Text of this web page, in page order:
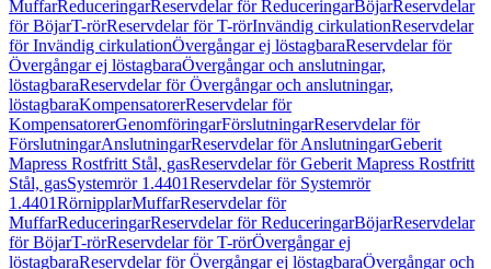
MuffarReduceringarReservdelar för ReduceringarBöjarReservdelar
för BöjarT-rörReservdelar för T-rörInvändig cirkulationReservdelar
för Invändig cirkulationÖvergångar ej löstagbaraReservdelar för
Övergångar ej löstagbaraÖvergångar och anslutningar,
löstagbaraReservdelar för Övergångar och anslutningar,
löstagbaraKompensatorerReservdelar för
KompensatorerGenomföringarFörslutningarReservdelar för
FörslutningarAnslutningarReservdelar för AnslutningarGeberit
Mapress Rostfritt Stål, gasReservdelar för Geberit Mapress Rostfritt
Stål, gasSystemrör 1.4401Reservdelar för Systemrör
1.4401RörnipplarMuffarReservdelar för
MuffarReduceringarReservdelar för ReduceringarBöjarReservdelar
för BöjarT-rörReservdelar för T-rörÖvergångar ej
löstagbaraReservdelar för Övergångar ej löstagbaraÖvergångar och